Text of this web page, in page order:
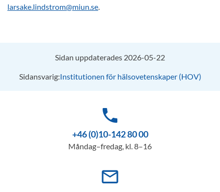
larsake.lindstrom@miun.se.
Sidan uppdaterades 2026-05-22
Sidansvarig:Institutionen för hälsovetenskaper (HOV)
phone
+46 (0)10-142 80 00
Måndag–fredag, kl. 8–16
mail_outline